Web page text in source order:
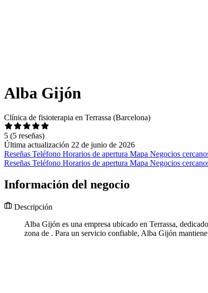
Alba Gijón
Clínica de fisioterapia en Terrassa (Barcelona)
5 (5 reseñas)
Última actualización 22 de junio de 2026
Reseñas Teléfono Horarios de apertura Mapa Negocios
Reseñas Teléfono Horarios de apertura Mapa Negocios
Información del negocio
Descripción
Alba Gijón es una empresa ubicado en Terrassa,
zona de . Para un servicio confiable, Alba Gijón